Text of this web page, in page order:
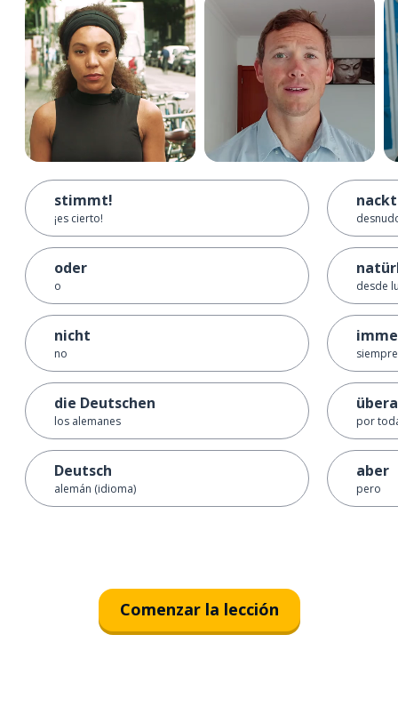
stimmt!
¡es cierto!
oder
o
nicht
no
die Deutschen
los alemanes
Deutsch
alemán (idioma)
nackt
desde
siempre
por
aber
pero
Comenzar la lección